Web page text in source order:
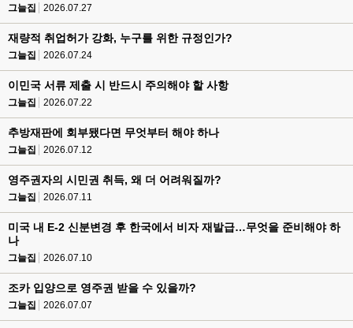
그늘집 2026.07.27
재량적 취업허가 강화, 누구를 위한 규정인가?
그늘집 2026.07.24
이민국 서류 제출 시 반드시 주의해야 할 사항
그늘집 2026.07.22
추방재판에 회부됐다면 무엇부터 해야 하나
그늘집 2026.07.12
영주권자의 시민권 취득, 왜 더 어려워질까?
그늘집 2026.07.11
미국 내 E-2 신분변경 후 한국에서 비자 재발급…무엇을 준비해야 하
나
그늘집 2026.07.10
조카 입양으로 영주권 받을 수 있을까?
그늘집 2026.07.07